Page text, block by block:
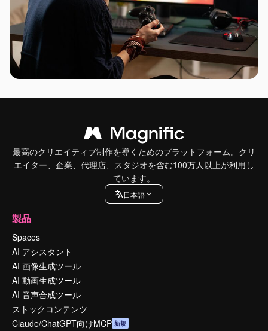
最高のクリエイティブ制作を導くためのプラットフォーム。クリ
エイター、企業、代理店、スタジオを含む100万人以上が利用し
ています。
日本語
製品
Spaces
AI アシスタント
AI 画像生成ツール
AI 動画生成ツール
AI 音声合成ツール
ストックコンテンツ
Claude/ChatGPT向けMCP 新規